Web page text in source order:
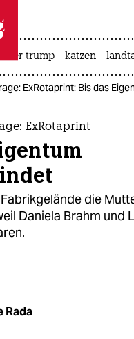
taz zahl ich
taz zahl ich
unter trump katzen
ExRotaprint: Bis das
ExRotaprint
die
Daniela Brahm und
Rada